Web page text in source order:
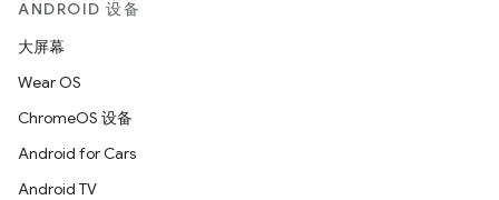
ANDROID 设备
大屏幕
Wear OS
ChromeOS 设备
Android for Cars
Android TV